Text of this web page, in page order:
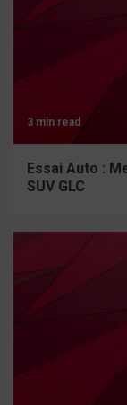
3 min read
Essai Auto :
SUV GLC